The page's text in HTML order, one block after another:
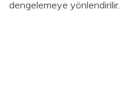
dengelemeye yönlendirilir.